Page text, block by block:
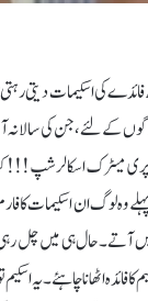
کی اسکیمات دیتی
کے لئے، جن کی
پری میٹرک اسکالرشپ!!!
پہلے وہ لوگ ان اسکیمات
آتے۔حال ہی میں چل رہی
کا فائدہ اٹھانا چاہئے